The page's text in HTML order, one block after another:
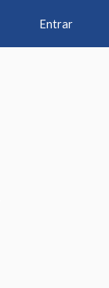
Entrar